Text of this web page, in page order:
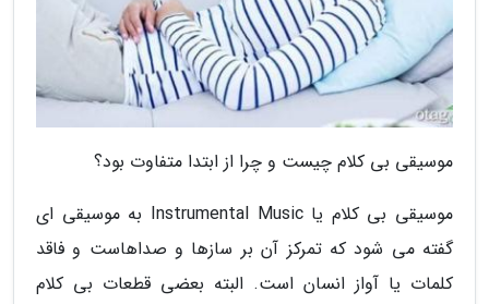
موسیقی بی کلام چیست و چرا از ابتدا متفاوت بود؟
موسیقی بی کلام یا Instrumental Music به موسیقی ای
گفته می شود که تمرکز آن بر سازها و صداهاست و فاقد
کلمات یا آواز انسان است. البته بعضی قطعات بی کلام